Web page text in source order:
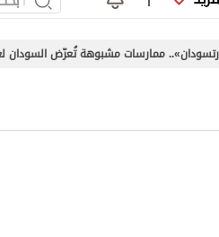
مشبوهة تُعرّض السودان لعقوبات